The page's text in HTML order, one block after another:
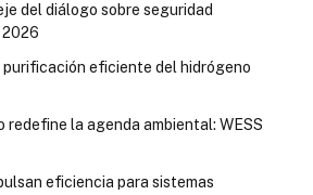
del diálogo sobre seguridad
2026
purificación eficiente del hidrógeno
redefine la agenda ambiental: WESS
eficiencia para sistemas